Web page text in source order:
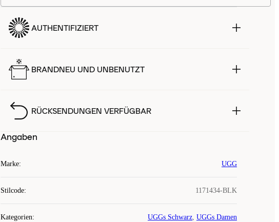
AUTHENTIFIZIERT
BRANDNEU UND UNBENUTZT
RÜCKSENDUNGEN VERFÜGBAR
Angaben
Marke: UGG
Stilcode: 1171434-BLK
Kategorien: UGGs Schwarz, UGGs Damen